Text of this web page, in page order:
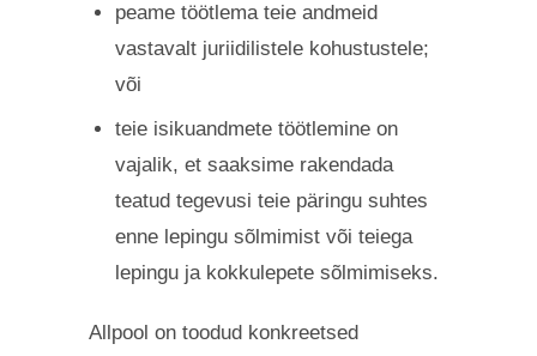
peame töötlema teie andmeid
vastavalt juriidilistele kohustustele;
või
teie isikuandmete töötlemine on
vajalik, et saaksime rakendada
teatud tegevusi teie päringu suhtes
enne lepingu sõlmimist või teiega
lepingu ja kokkulepete sõlmimiseks.
Allpool on toodud konkreetsed